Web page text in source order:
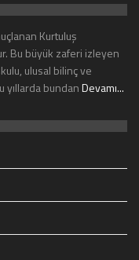
Kurtuluş
Bu büyük zaferi izleyen
ulusal bilinç ve
yıllarda bundanDevamı...